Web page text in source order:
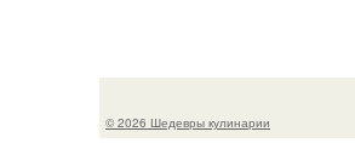
© 2026 Шедевры кулинарии